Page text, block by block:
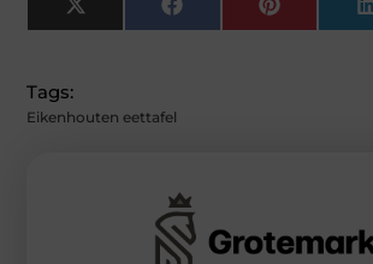
X
(Twitter)
FacebookPinterest
Tags:
Eikenhouten eettafel